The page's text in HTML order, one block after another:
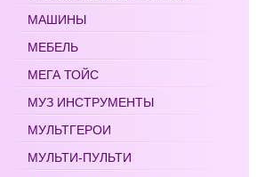
МАШИНЫ
МЕБЕЛЬ
МЕГА ТОЙС
МУЗ ИНСТРУМЕНТЫ
МУЛЬТГЕРОИ
МУЛЬТИ-ПУЛЬТИ